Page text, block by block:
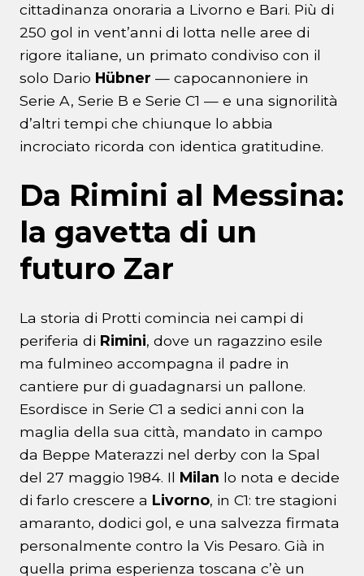
cittadinanza onoraria a Livorno e Bari. Più di
250 gol in vent’anni di lotta nelle aree di
rigore italiane, un primato condiviso con il
solo Dario Hübner — capocannoniere in
Serie A, Serie B e Serie C1 — e una signorilità
d’altri tempi che chiunque lo abbia
incrociato ricorda con identica gratitudine.
Da Rimini al Messina:
la gavetta di un
futuro Zar
La storia di Protti comincia nei campi di
periferia di Rimini, dove un ragazzino esile
ma fulmineo accompagna il padre in
cantiere pur di guadagnarsi un pallone.
Esordisce in Serie C1 a sedici anni con la
maglia della sua città, mandato in campo
da Beppe Materazzi nel derby con la Spal
del 27 maggio 1984. Il Milan lo nota e decide
di farlo crescere a Livorno, in C1: tre stagioni
amaranto, dodici gol, e una salvezza firmata
personalmente contro la Vis Pesaro. Già in
quella prima esperienza toscana c’è un